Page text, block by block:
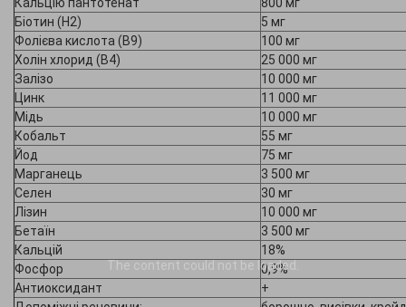
The content could not be loaded.
Біотин (Н2)
5 мг
Фолієва кислота (В9)
100 мг
Холін хлорид (В4)
25 000 мг
Залізо
10 000 мг
Цинк
11 000 мг
Мідь
10 000 мг
Кобальт
55 мг
Йод
75 мг
Марганець
3 500 мг
Селен
30 мг
Лізин
10 000 мг
Бетаїн
3 500 мг
Кальцій
18%
Фосфор
0,9%
Антиоксидант
+